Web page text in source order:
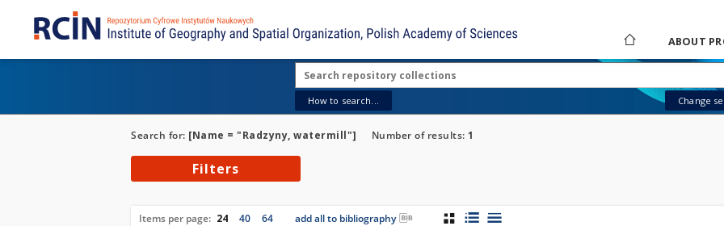
ABOUT
How to search... Change
Search for: [Name = "Radzyny, watermill"] Number of results: 1
Filters
Items per page: 24 40 64 add all to bibliography